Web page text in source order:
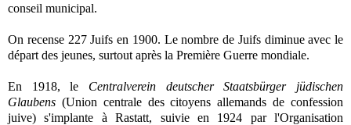
conseil municipal.
On recense 227 Juifs en 1900. Le nombre de Juifs diminue avec le
départ des jeunes, surtout après la Première Guerre mondiale.
En 1918, le Centralverein deutscher Staatsbürger jüdischen
Glaubens (Union centrale des citoyens allemands de confession
juive) s'implante à Rastatt, suivie en 1924 par l'Organisation